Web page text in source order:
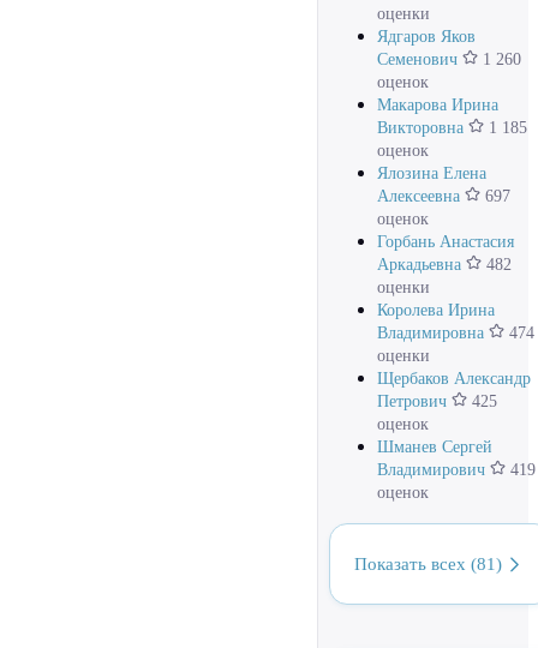
оценки
Ядгаров Яков
Семенович
1 260
оценок
Макарова Ирина
Викторовна
1 185
оценок
Ялозина Елена
Алексеевна
697
оценок
Горбань Анастасия
Аркадьевна
482
оценки
Королева Ирина
Владимировна
474
оценки
Щербаков Александр
Петрович
425
оценок
Шманев Сергей
Владимирович
419
оценок
Показать всех (81)